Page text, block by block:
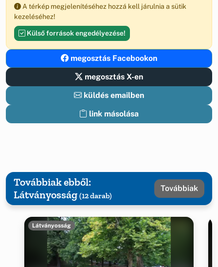
A térkép megjelenítéséhez hozzá kell járulnia a sütik
kezeléséhez!
Külső források engedélyezése!
megosztás Facebookon
megosztás X-en
küldés emailben
link másolása
Továbbiak ebből:
Látványosság (12 darab)
Továbbiak
Látványosság